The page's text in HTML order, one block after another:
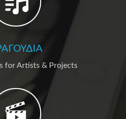
for Artists & Projects